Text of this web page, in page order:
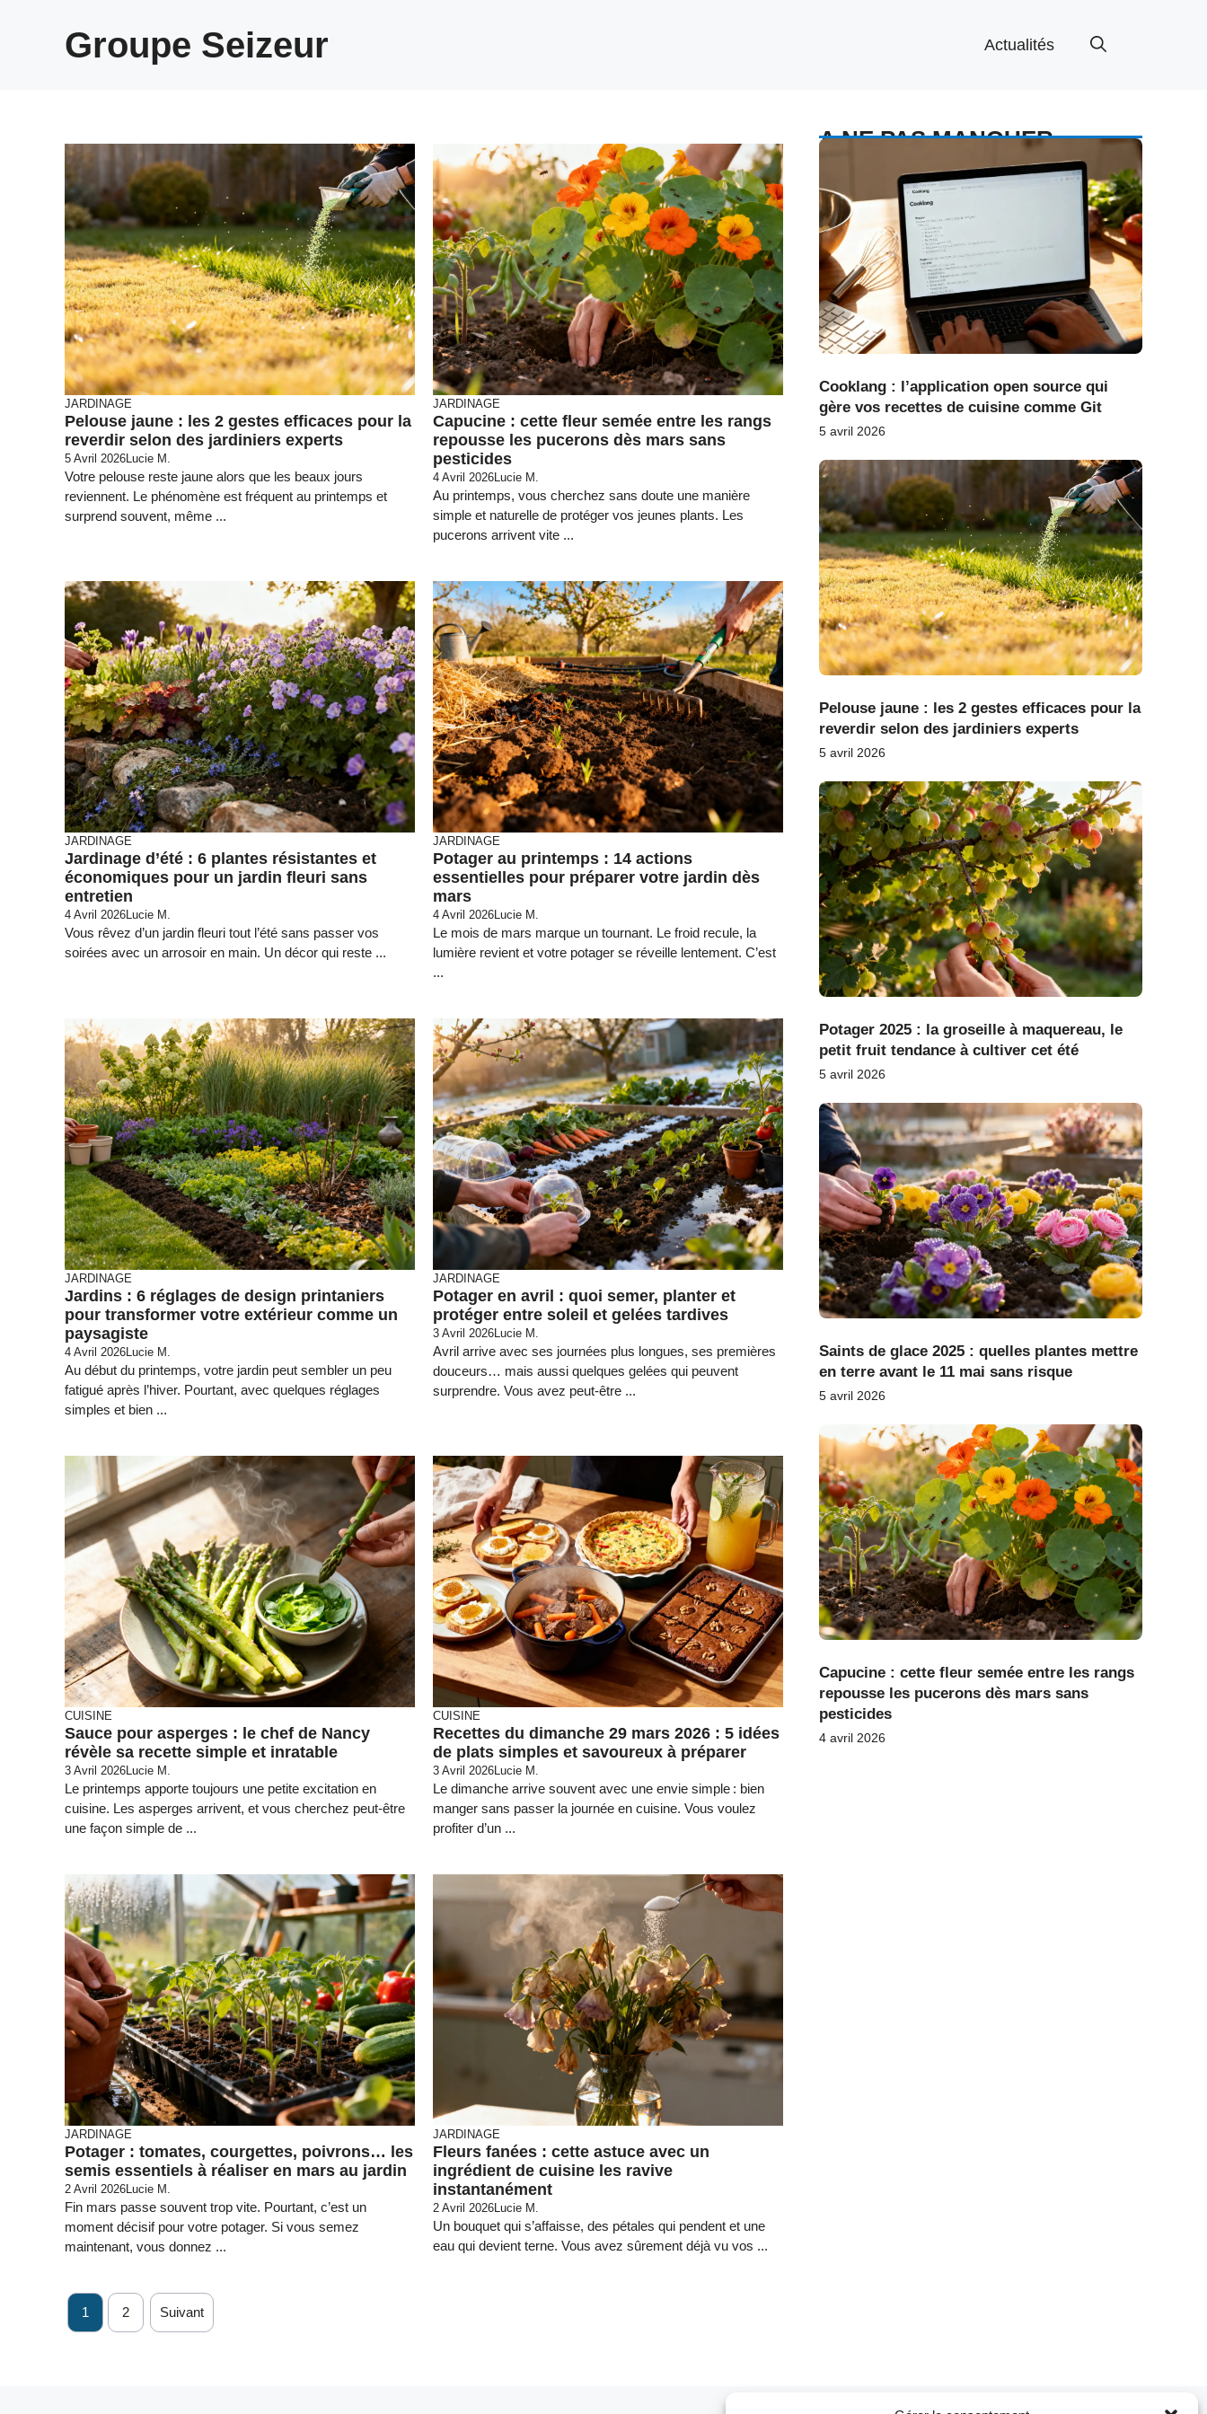
Groupe Seizeur Actualités
JARDINAGE
Pelouse jaune : les 2 gestes efficaces pour la
reverdir selon des jardiniers experts
5 Avril 2026Lucie M.
Votre pelouse reste jaune alors que les beaux jours
reviennent. Le phénomène est fréquent au printemps et
surprend souvent, même ...
JARDINAGE
Capucine : cette fleur semée entre les rangs
repousse les pucerons dès mars sans
pesticides
4 Avril 2026Lucie M.
Au printemps, vous cherchez sans doute une manière
simple et naturelle de protéger vos jeunes plants. Les
pucerons arrivent vite ...
JARDINAGE
Jardinage d’été : 6 plantes résistantes et
économiques pour un jardin fleuri sans
entretien
4 Avril 2026Lucie M.
Vous rêvez d’un jardin fleuri tout l’été sans passer vos
soirées avec un arrosoir en main. Un décor qui reste ...
JARDINAGE
Potager au printemps : 14 actions
essentielles pour préparer votre jardin dès
mars
4 Avril 2026Lucie M.
Le mois de mars marque un tournant. Le froid recule, la
lumière revient et votre potager se réveille lentement. C’est
...
JARDINAGE
Jardins : 6 réglages de design printaniers
pour transformer votre extérieur comme un
paysagiste
4 Avril 2026Lucie M.
Au début du printemps, votre jardin peut sembler un peu
fatigué après l’hiver. Pourtant, avec quelques réglages
simples et bien ...
JARDINAGE
Potager en avril : quoi semer, planter et
protéger entre soleil et gelées tardives
3 Avril 2026Lucie M.
Avril arrive avec ses journées plus longues, ses premières
douceurs… mais aussi quelques gelées qui peuvent
surprendre. Vous avez peut-être ...
CUISINE
Sauce pour asperges : le chef de Nancy
révèle sa recette simple et inratable
3 Avril 2026Lucie M.
Le printemps apporte toujours une petite excitation en
cuisine. Les asperges arrivent, et vous cherchez peut-être
une façon simple de ...
CUISINE
Recettes du dimanche 29 mars 2026 : 5 idées
de plats simples et savoureux à préparer
3 Avril 2026Lucie M.
Le dimanche arrive souvent avec une envie simple : bien
manger sans passer la journée en cuisine. Vous voulez
profiter d’un ...
JARDINAGE
Potager : tomates, courgettes, poivrons… les
semis essentiels à réaliser en mars au jardin
2 Avril 2026Lucie M.
Fin mars passe souvent trop vite. Pourtant, c’est un
moment décisif pour votre potager. Si vous semez
maintenant, vous donnez ...
JARDINAGE
Fleurs fanées : cette astuce avec un
ingrédient de cuisine les ravive
instantanément
2 Avril 2026Lucie M.
Un bouquet qui s’affaisse, des pétales qui pendent et une
eau qui devient terne. Vous avez sûrement déjà vu vos ...
1 2 Suivant
A NE PAS MANQUER
Cooklang : l’application open source qui
gère vos recettes de cuisine comme Git
5 avril 2026
Pelouse jaune : les 2 gestes efficaces pour la
reverdir selon des jardiniers experts
5 avril 2026
Potager 2025 : la groseille à maquereau, le
petit fruit tendance à cultiver cet été
5 avril 2026
Saints de glace 2025 : quelles plantes mettre
en terre avant le 11 mai sans risque
5 avril 2026
Capucine : cette fleur semée entre les rangs
repousse les pucerons dès mars sans
pesticides
4 avril 2026